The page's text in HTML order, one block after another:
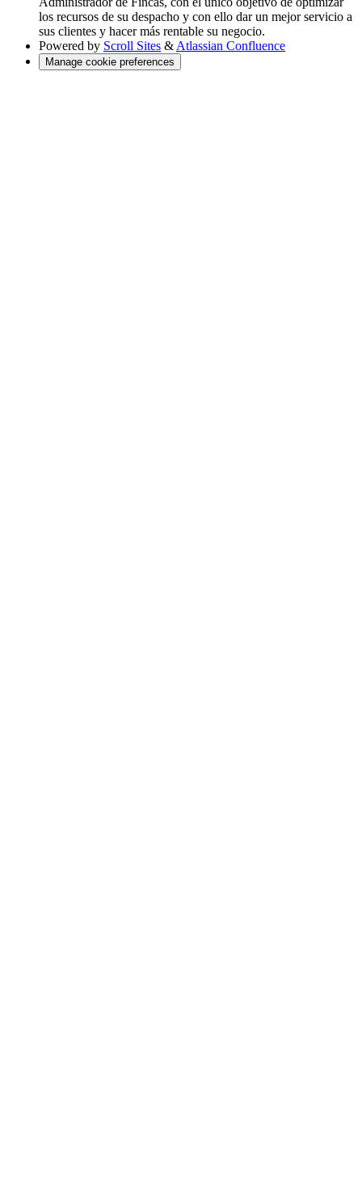
los recursos de su despacho y con ello dar un mejor servicio a
sus clientes y hacer más rentable su negocio.
Powered by Scroll Sites & Atlassian Confluence
Manage cookie preferences